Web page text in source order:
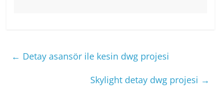
← Detay asansör ile kesin dwg projesi
Skylight detay dwg projesi →